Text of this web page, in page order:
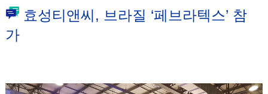
효성티앤씨, 브라질 ‘페브라텍스’ 참
가